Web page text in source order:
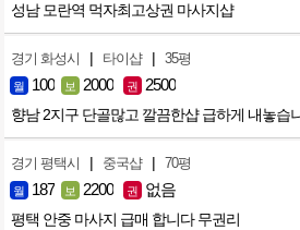
성남 모란역 먹자최고상권 마사지샵
경기 화성시 | 타이샵 | 35평
월 100 보 2000 권 2500
향남 2지구 단골많고 깔끔한샵 급하게 내놓습
경기 평택시 | 중국샵 | 70평
월 187 보 2200 권 없음
평택 안중 마사지 급매 합니다 무권리